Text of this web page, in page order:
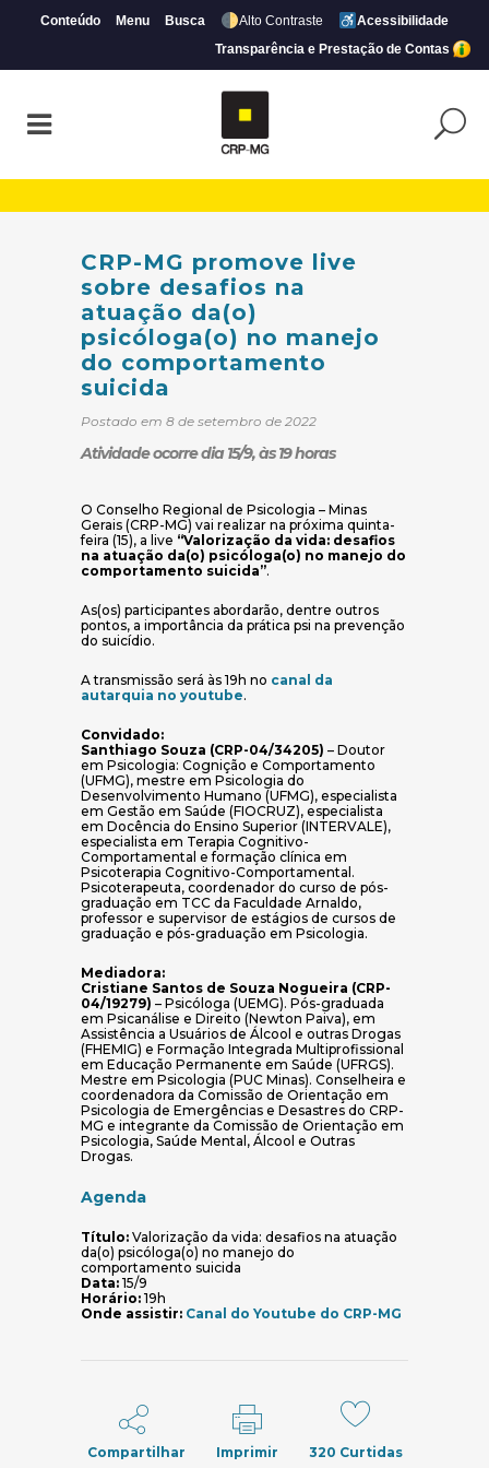
Conteúdo Menu Busca Alto Contraste
Acessibilidade
Transparência e Prestação de Contas
CRP-MG promove live
sobre desafios na
atuação da(o)
psicóloga(o) no manejo
do comportamento
suicida
Postado em 8 de setembro de 2022
Atividade ocorre dia 15/9, às 19 horas
O Conselho Regional de Psicologia – Minas
Gerais (CRP-MG) vai realizar na próxima quinta-
feira (15), a live “Valorização da vida: desafios
na atuação da(o) psicóloga(o) no manejo do
comportamento suicida”.
As(os) participantes abordarão, dentre outros
pontos, a importância da prática psi na prevenção
do suicídio.
A transmissão será às 19h no canal da
autarquia no youtube(abre em nova janela)
.
Convidado:
Santhiago Souza (CRP-04/34205) – Doutor
em Psicologia: Cognição e Comportamento
(UFMG), mestre em Psicologia do
Desenvolvimento Humano (UFMG), especialista
em Gestão em Saúde (FIOCRUZ), especialista
em Docência do Ensino Superior (INTERVALE),
especialista em Terapia Cognitivo-
Comportamental e formação clínica em
Psicoterapia Cognitivo-Comportamental.
Psicoterapeuta, coordenador do curso de pós-
graduação em TCC da Faculdade Arnaldo,
professor e supervisor de estágios de cursos de
graduação e pós-graduação em Psicologia.
Mediadora:
Cristiane Santos de Souza Nogueira (CRP-
04/19279) – Psicóloga (UEMG). Pós-graduada
em Psicanálise e Direito (Newton Paiva), em
Assistência a Usuários de Álcool e outras Drogas
(FHEMIG) e Formação Integrada Multiprofissional
em Educação Permanente em Saúde (UFRGS).
Mestre em Psicologia (PUC Minas). Conselheira e
coordenadora da Comissão de Orientação em
Psicologia de Emergências e Desastres do CRP-
MG e integrante da Comissão de Orientação em
Psicologia, Saúde Mental, Álcool e Outras
Drogas.
Agenda
Título: Valorização da vida: desafios na atuação
da(o) psicóloga(o) no manejo do
comportamento suicida
Data: 15/9
Horário: 19h
Onde assistir: Canal do Youtube do CRP-MG
Compartilhar Imprimir 320 Curtidas